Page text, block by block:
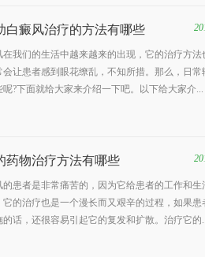
白癜风治疗的方法有哪些
在我们的生活中越来越来的出现，它的治疗方法
会让患者感到眼花缭乱，不知所措。那么，日常
呢?下面就给大家来介绍一下吧。以下给大家介...
药物治疗方法有哪些
的患者是非常痛苦的，因为它给患者的工作和生
它的治疗也是一个漫长而又艰辛的过程，如果
的话，还很容易引起它的复发和扩散。治疗它的